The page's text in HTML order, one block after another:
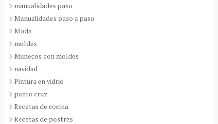
manualidades paso
Manualidades paso a paso
Moda
moldes
Muñecos con moldes
navidad
Pintura en vidrio
punto cruz
Recetas de cocina
Recetas de postres